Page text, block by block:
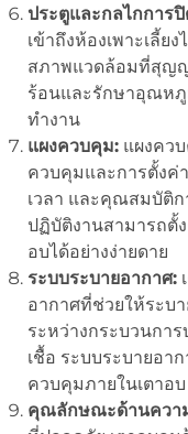
ประตูและกลไกการ
เข้าถึงห้องเพาะเลี้ย
สภาพแวดล้อมที่สุญ
ร้อนและรักษาอุณหภู
ทำงาน
แผงควบคุม: แผงคว
ควบคุมและการตั้งค่
เวลา และคุณสมบัติ
ปฏิบัติงานสามารถตั้
อบได้อย่างง่ายดาย
ระบบระบายอากาศ:
อากาศที่ช่วยให้ระบ
ระหว่างกระบวนกา
เชื้อ ระบบระบายอ
ควบคุมภายในเตาอบ
คุณลักษณะด้านควา